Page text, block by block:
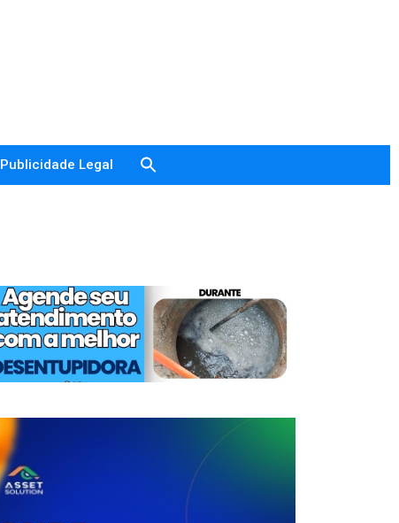
Publicidade Legal